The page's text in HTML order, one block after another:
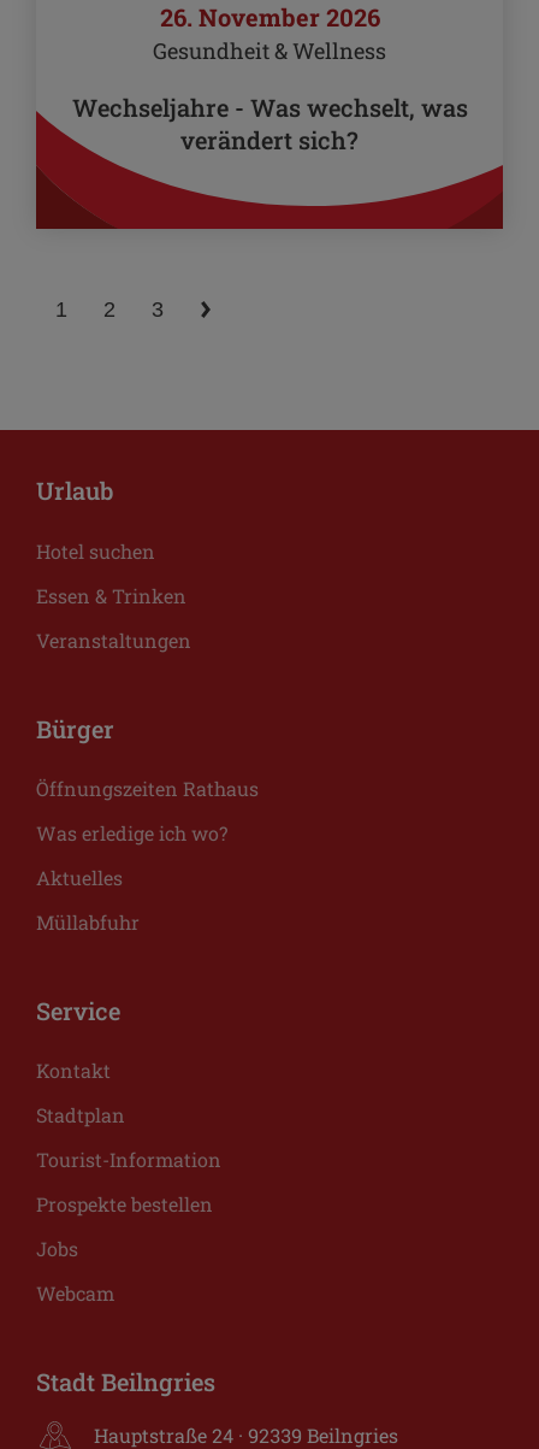
26. November 2026
Gesundheit & Wellness
Wechseljahre - Was wechselt, was
verändert sich?
1 2 3
Urlaub
Hotel suchen
Essen & Trinken
Veranstaltungen
Bürger
Öffnungszeiten Rathaus
Was erledige ich wo?
Aktuelles
Müllabfuhr
Service
Kontakt
Stadtplan
Tourist-Information
Prospekte bestellen
Jobs
Webcam
Stadt Beilngries
Hauptstraße 24 · 92339 Beilngries